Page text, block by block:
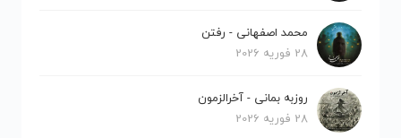
محمد اصفهانی - رفتن
28 فوریه 2026
روزبه بمانی - آخرالزمون
28 فوریه 2026